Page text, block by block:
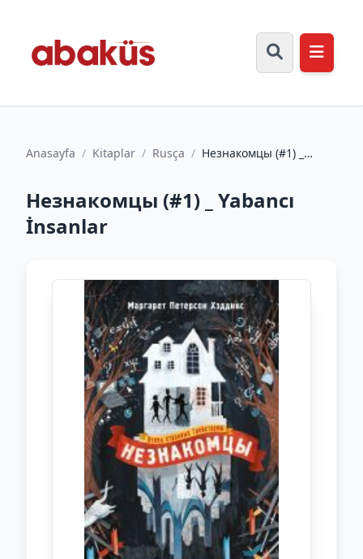
Anasayfa / Kitaplar / Rusça / Незнакомцы (#1) _
Незнакомцы (#1) _ Yabancı
İnsanlar